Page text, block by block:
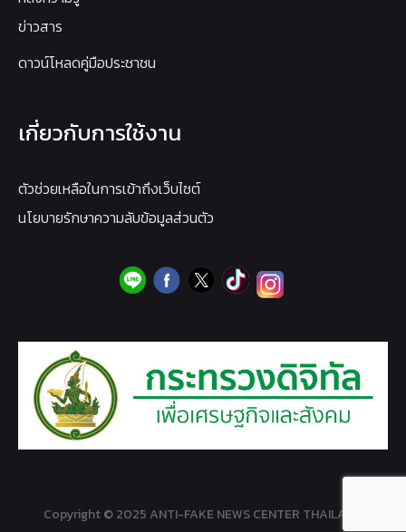
ข่าวสาร
ดาวน์โหลดคู่มือประชาชน
เกี่ยวกับการใช้งาน
ตัวช่วยเหลือในการเข้าถึงเว็บไซต์
นโยบายรักษาความลับข้อมูลส่วนตัว
Copyright © 2025 ANTI-FAKE NEWS CENTER THAILAND